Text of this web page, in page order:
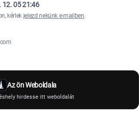
12. 05 21:46
kérlek jelezd nekünk e-mailben.
Az ön Weboldala
hirdesse itt weboldalát